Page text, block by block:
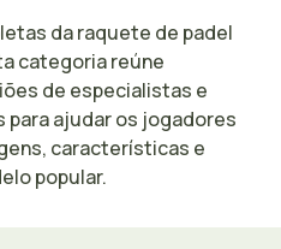
da raquete de padel
categoria reúne
de especialistas e
ajudar os jogadores
características e
popular.